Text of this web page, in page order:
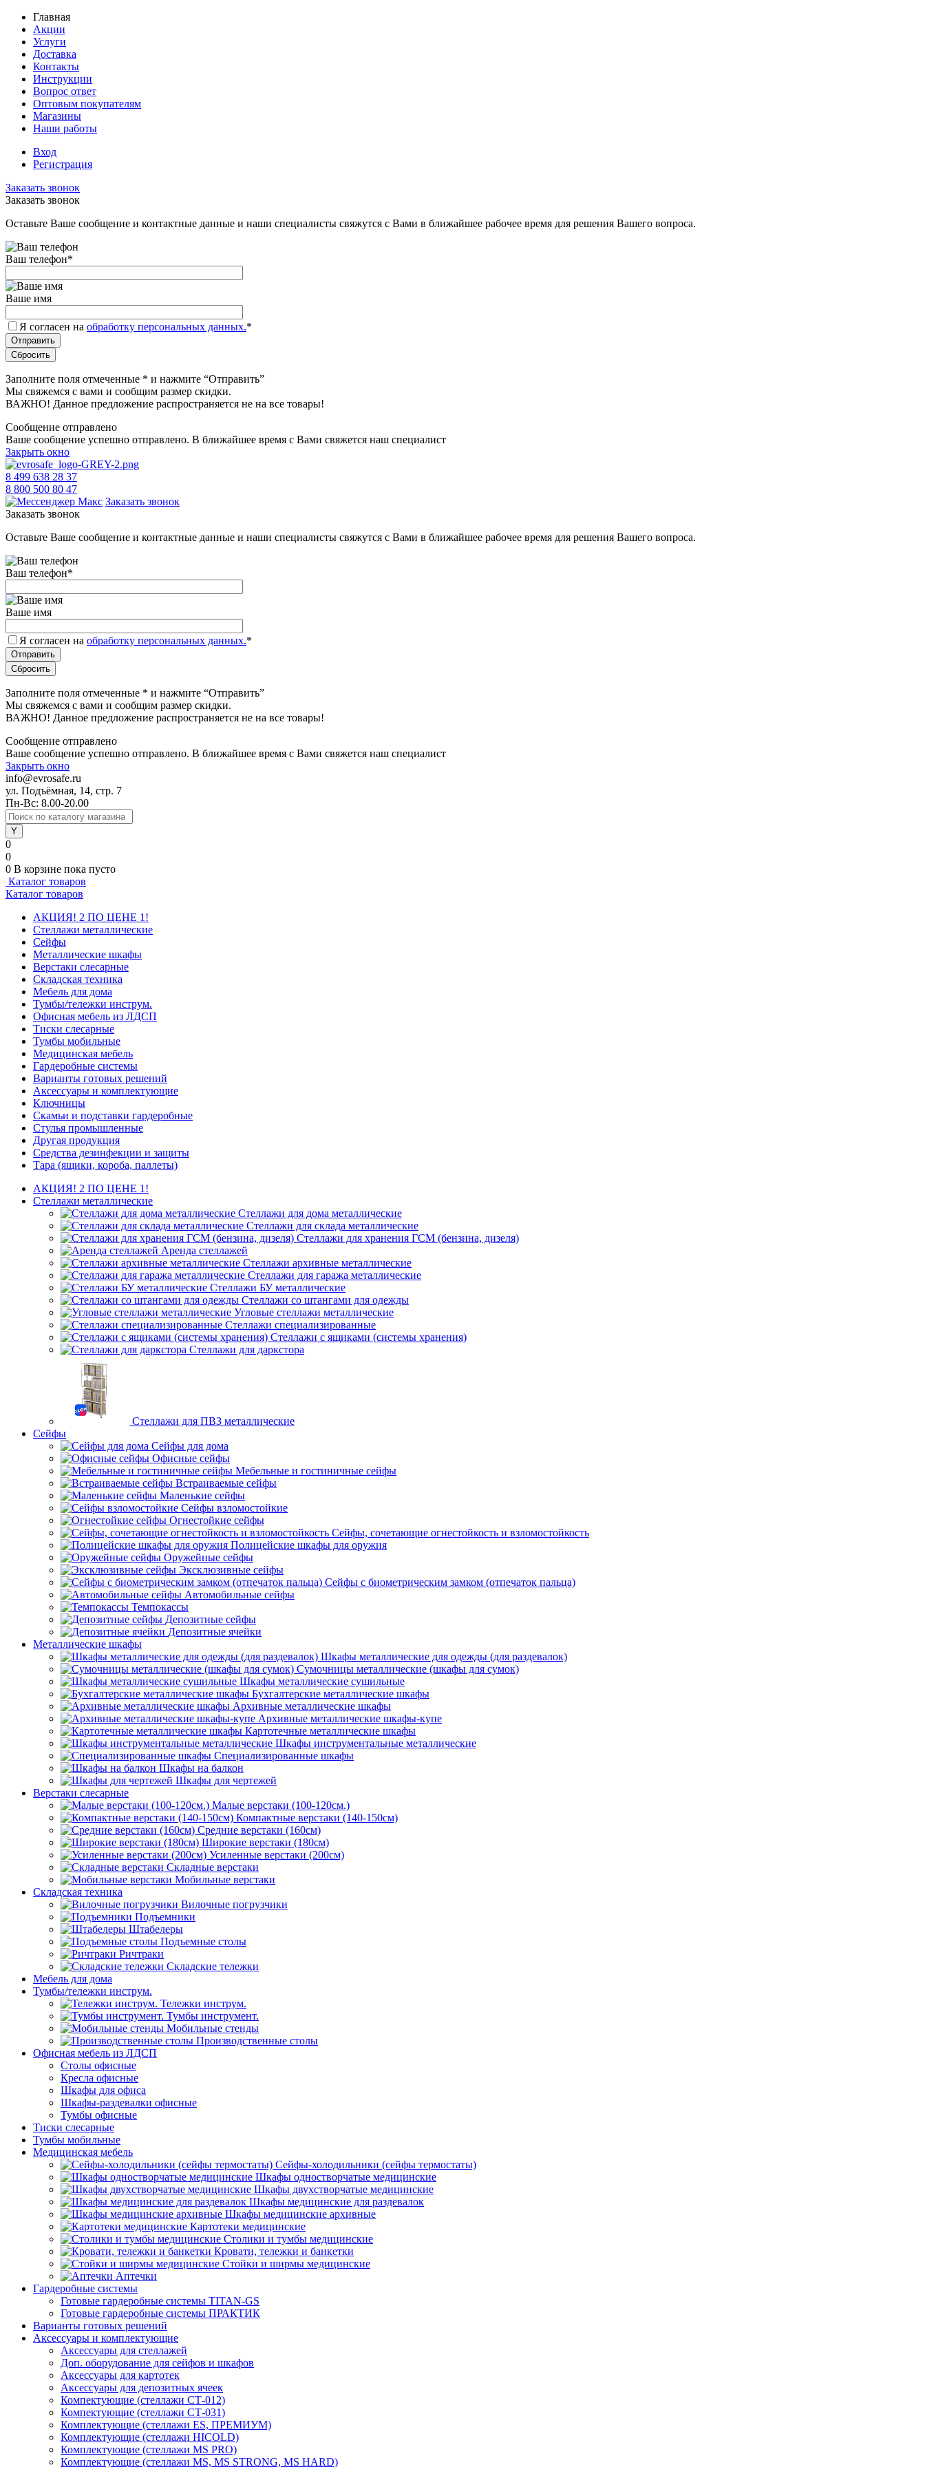
Главная
Акции
Услуги
Доставка
Контакты
Инструкции
Вопрос ответ
Оптовым покупателям
Магазины
Наши работы
Вход
Регистрация
Заказать звонок
Заказать звонок
Оставьте Ваше сообщение и контактные данные и наши специалисты свяжутся с Вами в ближайшее рабочее время для решения Вашего вопроса.
Ваш телефон*
Ваше имя
Я согласен на обработку персональных данных.*
Заполните поля отмеченные * и нажмите “Отправить”
Мы свяжемся с вами и сообщим размер скидки.
ВАЖНО! Данное предложение распространяется не на все товары!
Сообщение отправлено
Ваше сообщение успешно отправлено. В ближайшее время с Вами свяжется наш специалист
Закрыть окно
8 499 638 28 37
8 800 500 80 47
Заказать звонок
Заказать звонок
Оставьте Ваше сообщение и контактные данные и наши специалисты свяжутся с Вами в ближайшее рабочее время для решения Вашего вопроса.
Ваш телефон*
Ваше имя
Я согласен на обработку персональных данных.*
Заполните поля отмеченные * и нажмите “Отправить”
Мы свяжемся с вами и сообщим размер скидки.
ВАЖНО! Данное предложение распространяется не на все товары!
Сообщение отправлено
Ваше сообщение успешно отправлено. В ближайшее время с Вами свяжется наш специалист
Закрыть окно
info@evrosafe.ru
ул. Подъёмная, 14, стр. 7
Пн-Вс: 8.00-20.00
0
0
0 В корзине пока пусто
Каталог товаров
Каталог товаров
АКЦИЯ! 2 ПО ЦЕНЕ 1!
Стеллажи металлические
Сейфы
Металлические шкафы
Верстаки слесарные
Складская техника
Мебель для дома
Тумбы/тележки инструм.
Офисная мебель из ЛДСП
Тиски слесарные
Тумбы мобильные
Медицинская мебель
Гардеробные системы
Варианты готовых решений
Аксессуары и комплектующие
Ключницы
Скамьи и подставки гардеробные
Стулья промышленные
Другая продукция
Средства дезинфекции и защиты
Тара (ящики, короба, паллеты)
АКЦИЯ! 2 ПО ЦЕНЕ 1!
Стеллажи металлические
Стеллажи для дома металлические
Стеллажи для склада металлические
Стеллажи для хранения ГСМ (бензина, дизеля)
Аренда стеллажей
Стеллажи архивные металлические
Стеллажи для гаража металлические
Стеллажи БУ металлические
Стеллажи со штангами для одежды
Угловые стеллажи металлические
Стеллажи специализированные
Стеллажи с ящиками (системы хранения)
Стеллажи для даркстора
Стеллажи для ПВЗ металлические
Сейфы
Сейфы для дома
Офисные сейфы
Мебельные и гостиничные сейфы
Встраиваемые сейфы
Маленькие сейфы
Сейфы взломостойкие
Огнестойкие сейфы
Сейфы, сочетающие огнестойкость и взломостойкость
Полицейские шкафы для оружия
Оружейные сейфы
Эксклюзивные сейфы
Сейфы с биометрическим замком (отпечаток пальца)
Автомобильные сейфы
Темпокассы
Депозитные сейфы
Депозитные ячейки
Металлические шкафы
Шкафы металлические для одежды (для раздевалок)
Сумочницы металлические (шкафы для сумок)
Шкафы металлические сушильные
Бухгалтерские металлические шкафы
Архивные металлические шкафы
Архивные металлические шкафы-купе
Картотечные металлические шкафы
Шкафы инструментальные металлические
Специализированные шкафы
Шкафы на балкон
Шкафы для чертежей
Верстаки слесарные
Малые верстаки (100-120см.)
Компактные верстаки (140-150см)
Средние верстаки (160см)
Широкие верстаки (180см)
Усиленные верстаки (200см)
Складные верстаки
Мобильные верстаки
Складская техника
Вилочные погрузчики
Подъемники
Штабелеры
Подъемные столы
Ричтраки
Складские тележки
Мебель для дома
Тумбы/тележки инструм.
Тележки инструм.
Тумбы инструмент.
Мобильные стенды
Производственные столы
Офисная мебель из ЛДСП
Столы офисные
Кресла офисные
Шкафы для офиса
Шкафы-раздевалки офисные
Тумбы офисные
Тиски слесарные
Тумбы мобильные
Медицинская мебель
Сейфы-холодильники (сейфы термостаты)
Шкафы одностворчатые медицинские
Шкафы двухстворчатые медицинские
Шкафы медицинские для раздевалок
Шкафы медицинские архивные
Картотеки медицинские
Столики и тумбы медицинские
Кровати, тележки и банкетки
Стойки и ширмы медицинские
Аптечки
Гардеробные системы
Готовые гардеробные системы TITAN-GS
Готовые гардеробные системы ПРАКТИК
Варианты готовых решений
Аксессуары и комплектующие
Аксессуары для стеллажей
Доп. оборудование для сейфов и шкафов
Аксессуары для картотек
Аксессуары для депозитных ячеек
Компектующие (стеллажи СТ-012)
Компектующие (стеллажи СТ-031)
Комплектующие (стеллажи ES, ПРЕМИУМ)
Комплектующие (стеллажи HICOLD)
Комплектующие (стеллажи MS PRO)
Комплектующие (стеллажи MS, MS STRONG, MS HARD)